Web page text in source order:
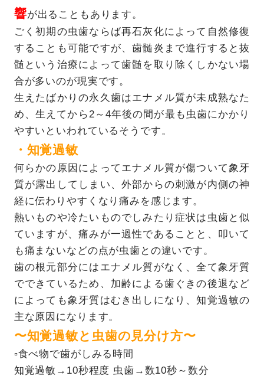
響が出ることもあります。
ごく初期の虫歯ならば再石灰化によって自然修復
することも可能ですが、歯髄炎まで進行すると抜
髄という治療によって歯髄を取り除くしかない場
合が多いのが現実です。
生えたばかりの永久歯はエナメル質が未成熟なた
め、生えてから2～4年後の間が最も虫歯にかかり
やすいといわれているそうです。
・知覚過敏
何らかの原因によってエナメル質が傷ついて象牙
質が露出してしまい、外部からの刺激が内側の神
経に伝わりやすくなり痛みを感じます。
熱いものや冷たいものでしみたり症状は虫歯と似
ていますが、痛みが一過性であることと、叩いて
も痛まないなどの点が虫歯との違いです。
歯の根元部分にはエナメル質がなく、全て象牙質
でできているため、加齢による歯ぐきの後退など
によっても象牙質はむき出しになり、知覚過敏の
主な原因になります。
〜知覚過敏と虫歯の見分け方〜
▫︎食べ物で歯がしみる時間
知覚過敏→10秒程度 虫歯→数10秒～数分